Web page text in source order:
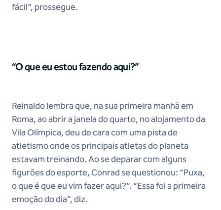
fácil”, prossegue.
“O que eu estou fazendo aqui?”
Reinaldo lembra que, na sua primeira manhã em
Roma, ao abrir a janela do quarto, no alojamento da
Vila Olímpica, deu de cara com uma pista de
atletismo onde os principais atletas do planeta
estavam treinando. Ao se deparar com alguns
figurões do esporte, Conrad se questionou: “Puxa,
o que é que eu vim fazer aqui?”. “Essa foi a primeira
emoção do dia”, diz.